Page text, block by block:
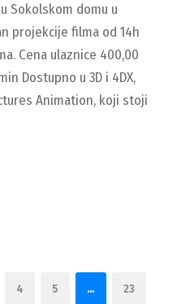
u Sokolskom domu u
projekcije filma od 14h
Cena ulaznice 400,00
Dostupno u 3D i 4DX,
Animation, koji stoji
4 5 … 23